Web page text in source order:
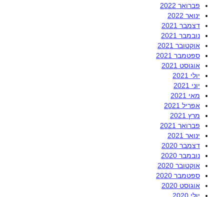
פברואר 2022
ינואר 2022
דצמבר 2021
נובמבר 2021
אוקטובר 2021
ספטמבר 2021
אוגוסט 2021
יולי 2021
יוני 2021
מאי 2021
אפריל 2021
מרץ 2021
פברואר 2021
ינואר 2021
דצמבר 2020
נובמבר 2020
אוקטובר 2020
ספטמבר 2020
אוגוסט 2020